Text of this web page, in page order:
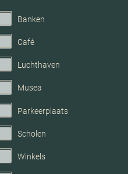
Mechanische ventilatie,
airconditioning, glasvezel
Openbaar parkeren
Banken
Café
Luchthaven
Musea
Parkeerplaats
Scholen
Winkels